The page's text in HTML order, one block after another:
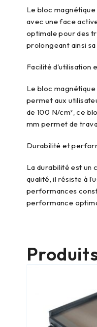
Le bloc magnétique 3 faces BAP3L est une solution idéale pour les professionnels cherchant à optimiser leurs opérations de rectification, contrôle et électro-érosion. Conçu
avec une face
optimale pour des
prolongeant ainsi
facilité
Le bloc magnétique 3 faces BAP3L est équipé d’une commande marche/arrêt par clé 6 pans amovible, offrant une manipulation simple et sécurisée. Cette fonctionnalité
permet aux
de 100 N/cm², ce
mm permet de
durabilité et
La durabilité est un critère essentiel pour tout équipement professionnel, et le bloc magnétique 3 faces BAP3L ne fait pas exception. Fabriqué avec des matériaux de haute
qualité, il résiste à
performances
performance